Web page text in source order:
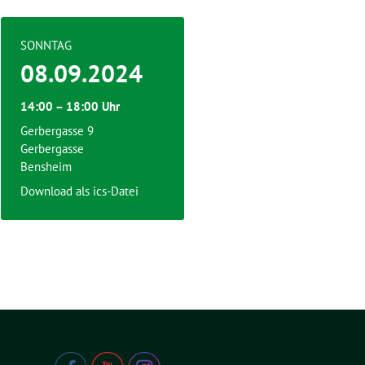
SONNTAG
08.09.2024
14:00 – 18:00 Uhr
Gerbergasse 9
Gerbergasse
Bensheim
Download als ics-Datei